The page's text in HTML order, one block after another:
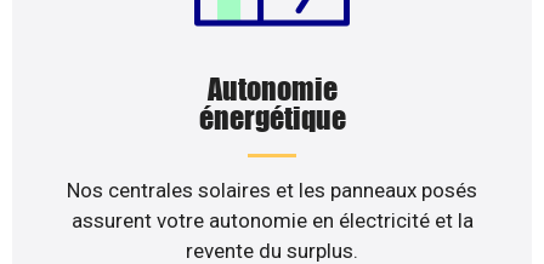
Autonomie
énergétique
Nos centrales solaires et les panneaux posés
assurent votre autonomie en électricité et la
revente du surplus.